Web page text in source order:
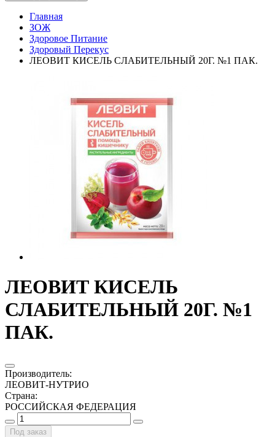
Главная
ЗОЖ
Здоровое Питание
Здоровый Перекус
ЛЕОВИТ КИСЕЛЬ СЛАБИТЕЛЬНЫЙ 20Г. №1 ПАК.
ЛЕОВИТ КИСЕЛЬ
СЛАБИТЕЛЬНЫЙ 20Г. №1
ПАК.
Производитель:
ЛЕОВИТ-НУТРИО
Страна:
РОССИЙСКАЯ ФЕДЕРАЦИЯ
Под заказ